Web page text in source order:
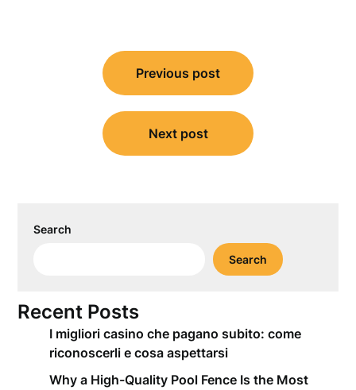
navigation
Previous post
Next post
Search
Search
Recent Posts
I migliori casino che pagano subito: come
riconoscerli e cosa aspettarsi
Why a High-Quality Pool Fence Is the Most